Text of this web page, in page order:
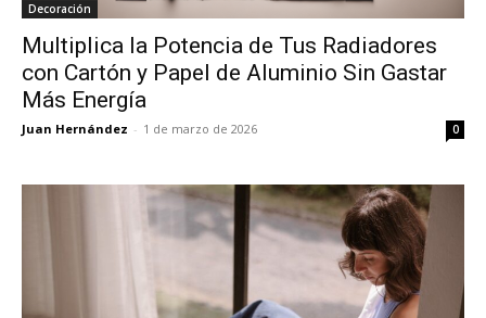
Decoración
Multiplica la Potencia de Tus Radiadores
con Cartón y Papel de Aluminio Sin Gastar
Más Energía
Juan Hernández - 1 de marzo de 2026 0